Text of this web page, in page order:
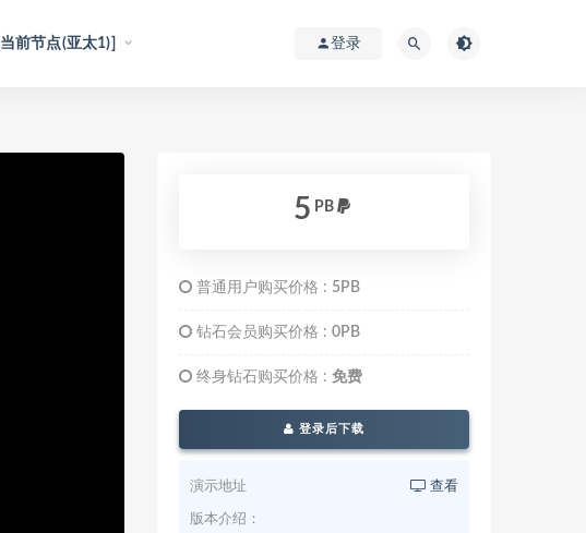
[当前节点(亚太1)] 登录
5 PB
普通用户购买价格 : 5PB
钻石会员购买价格 : 0PB
终身钻石购买价格 : 免费
登录后下载
演示地址 查看
版本介绍：